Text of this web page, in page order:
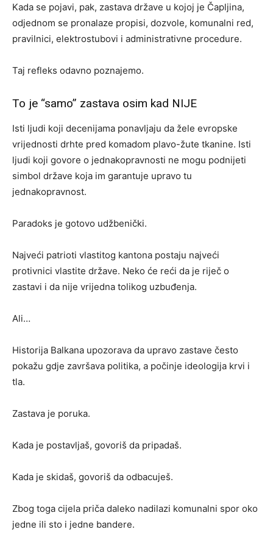
Kada se pojavi, pak, zastava države u kojoj je Čapljina,
odjednom se pronalaze propisi, dozvole, komunalni red,
pravilnici, elektrostubovi i administrativne procedure.
Taj refleks odavno poznajemo.
To je “samo” zastava osim kad NIJE
Isti ljudi koji decenijama ponavljaju da žele evropske
vrijednosti drhte pred komadom plavo-žute tkanine. Isti
ljudi koji govore o jednakopravnosti ne mogu podnijeti
simbol države koja im garantuje upravo tu
jednakopravnost.
Paradoks je gotovo udžbenički.
Najveći patrioti vlastitog kantona postaju najveći
protivnici vlastite države. Neko će reći da je riječ o
zastavi i da nije vrijedna tolikog uzbuđenja.
Ali…
Historija Balkana upozorava da upravo zastave često
pokažu gdje završava politika, a počinje ideologija krvi i
tla.
Zastava je poruka.
Kada je postavljaš, govoriš da pripadaš.
Kada je skidaš, govoriš da odbacuješ.
Zbog toga cijela priča daleko nadilazi komunalni spor oko
jedne ili sto i jedne bandere.